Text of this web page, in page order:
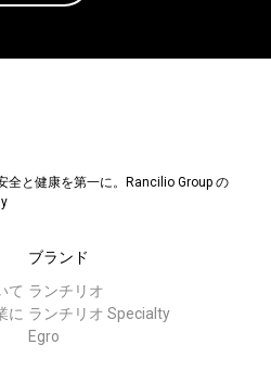
全と健康を第一に。Rancilio Group の
て
に
ブランド
ランチリオ
ランチリオ Specialty
Egro